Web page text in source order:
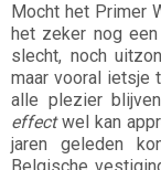
Mocht het Primer
het zeker nog
slecht, noch
maar vooral ietsje
alle plezier
effectwel kan
jaren geleden